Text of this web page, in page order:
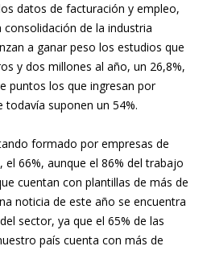
datos de facturación y empleo,
de la industria
a ganar peso los estudios que
y dos millones al año, un 26,8%,
puntos los que ingresan por
todavía suponen un 54%.
formado por empresas de
66%, aunque el 86% del trabajo
cuentan con plantillas de más de
noticia de este año se encuentra
sector, ya que el 65% de las
país cuenta con más de